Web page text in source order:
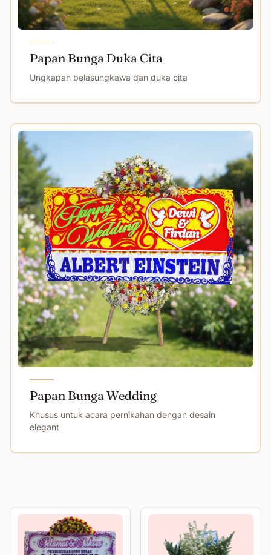
Papan Bunga Duka Cita
Ungkapan belasungkawa dan duka cita
Papan Bunga Wedding
Khusus untuk acara pernikahan dengan desain
elegant